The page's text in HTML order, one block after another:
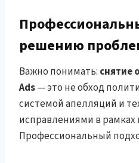
решению
Важно понимать: снятие
Ads— это не обход
системой апелляций и
исправлениями в
Профессиональный